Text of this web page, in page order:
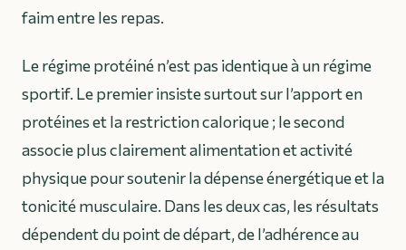
faim entre les repas.
Le régime protéiné n’est pas identique à un régime
sportif. Le premier insiste surtout sur l’apport en
protéines et la restriction calorique ; le second
associe plus clairement alimentation et activité
physique pour soutenir la dépense énergétique et la
tonicité musculaire. Dans les deux cas, les résultats
dépendent du point de départ, de l’adhérence au